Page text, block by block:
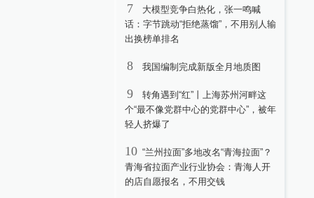
7
大模型竞争白热化，张一鸣喊
话：字节跳动“拒绝蒸馏”，不用别人输
出换榜单排名
8 我国编制完成新版全月地质图
9
转角遇到“红”丨上海苏州河畔这
个“最不像党群中心的党群中心”，被年
轻人挤爆了
10 “兰州拉面”多地改名“青海拉面”？
青海省拉面产业行业协会：青海人开
的店自愿报名，不用交钱